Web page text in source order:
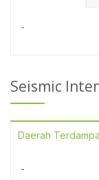
-
Seismic
Daerah
-